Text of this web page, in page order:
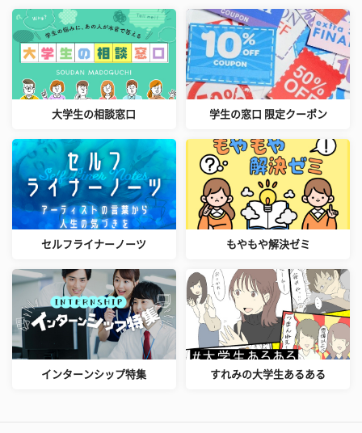
大学生の相談窓口 学生の窓口 限定クーポン
セルフライナーノーツ もやもや解決ゼミ
インターンシップ特集 すれみの大学生あるある